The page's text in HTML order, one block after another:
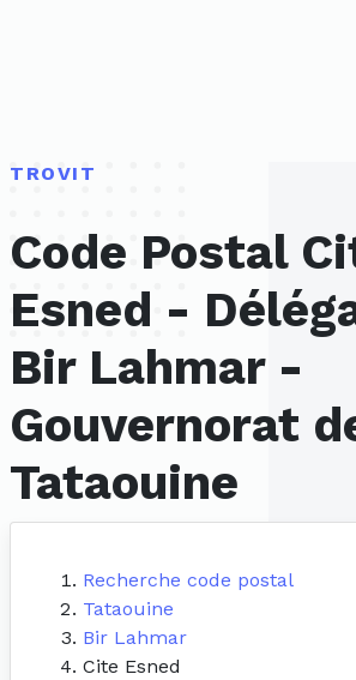
TROVIT
Code Postal
Esned -
Bir Lahmar -
Gouvernorat
Tataouine
Recherche code postal
Tataouine
Bir Lahmar
Cite Esned